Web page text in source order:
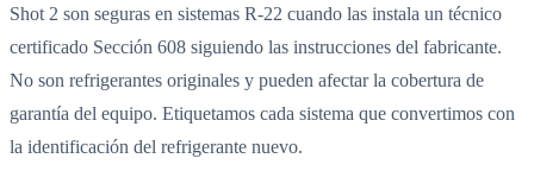
Shot 2 son seguras en sistemas R-22 cuando las instala un técnico
certificado Sección 608 siguiendo las instrucciones del fabricante.
No son refrigerantes originales y pueden afectar la cobertura de
garantía del equipo. Etiquetamos cada sistema que convertimos con
la identificación del refrigerante nuevo.